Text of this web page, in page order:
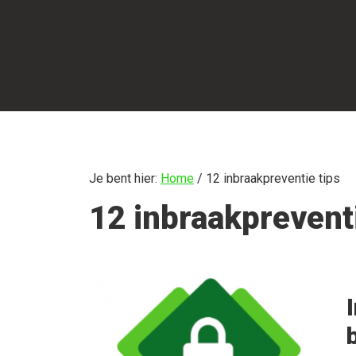
Je bent hier: Home / 12 inbraakpreventie tips
12